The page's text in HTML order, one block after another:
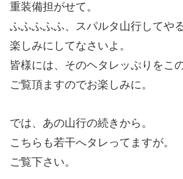
重装備担がせて。
ふふふふふ、スパルタ山行してや
楽しみにしてなさいよ。
皆様には、そのヘタレッぷりをこ
ご覧頂ますのでお楽しみに。
では、あの山行の続きから。
こちらも若干へタレってますが。
ご覧下さい。